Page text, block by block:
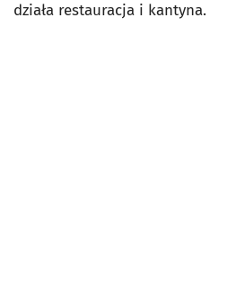
działa restauracja i kantyna.